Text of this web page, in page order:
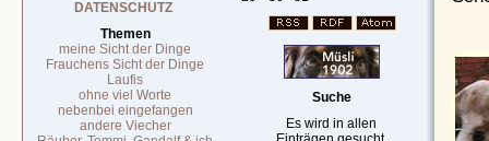
DATENSCHUTZ
Themen
meine Sicht der Dinge
Frauchens Sicht der Dinge
Laufis
ohne viel Worte
nebenbei eingefangen
andere Viecher
Suche
Es wird in allen